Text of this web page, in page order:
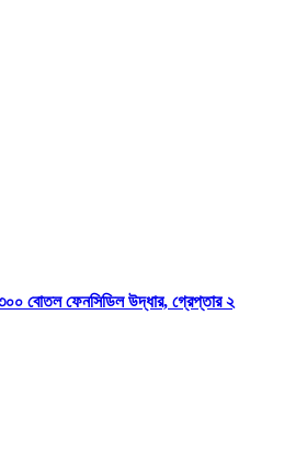
৩০০ বোতল ফেনসিডিল উদ্ধার, গ্রেপ্তার ২